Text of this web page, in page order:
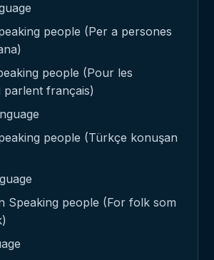
people (Per a persones
people (Pour les
parlent français)
people (Türkçe konuşan
Speaking people (For folk som